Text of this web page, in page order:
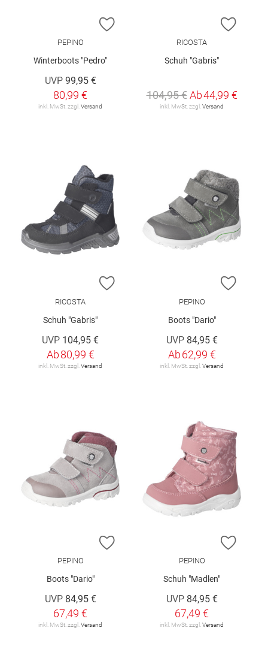
ZUR WUNSCHLISTE HINZUFÜGEN
PEPINO
Winterboots "Pedro"
UVP 99,95 €
80,99 €
inkl. MwSt. zzgl. Versand
ZUR
RICOSTA
Schuh "Gabris"
104,95 € Ab44,99 €
inkl. MwSt. zzgl. Versand
ZUR WUNSCHLISTE HINZUFÜGEN
RICOSTA
Schuh "Gabris"
UVP 104,95 €
Ab80,99 €
inkl. MwSt. zzgl. Versand
ZUR
PEPINO
Boots "Dario"
UVP 84,95 €
Ab62,99 €
inkl. MwSt. zzgl. Versand
ZUR WUNSCHLISTE HINZUFÜGEN
PEPINO
Boots "Dario"
UVP 84,95 €
67,49 €
inkl. MwSt. zzgl.Versand
ZUR
PEPINO
Schuh "Madlen"
UVP 84,95 €
67,49 €
inkl. MwSt. zzgl.Versand